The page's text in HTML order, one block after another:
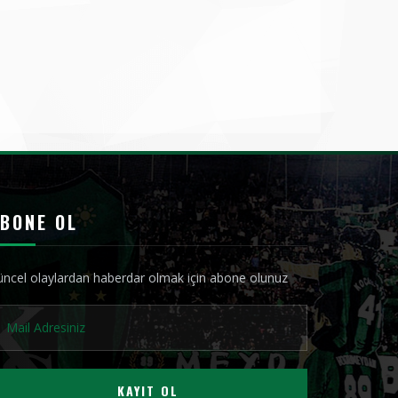
OL
olaylardan haberdar olmak için abone olunuz
KAYIT OL